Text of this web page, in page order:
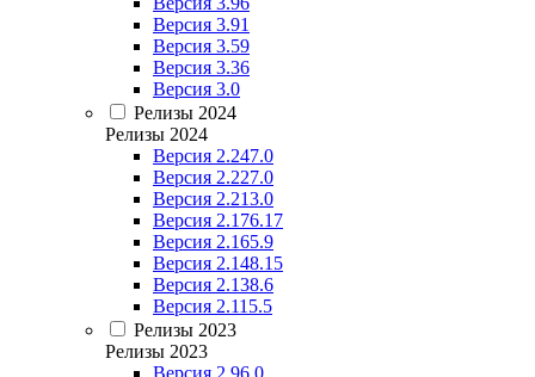
Версия 3.91
Версия 3.59
Версия 3.36
Версия 3.0
Релизы 2024
Релизы 2024
Версия 2.247.0
Версия 2.227.0
Версия 2.213.0
Версия 2.176.17
Версия 2.165.9
Версия 2.148.15
Версия 2.138.6
Версия 2.115.5
Релизы 2023
Релизы 2023